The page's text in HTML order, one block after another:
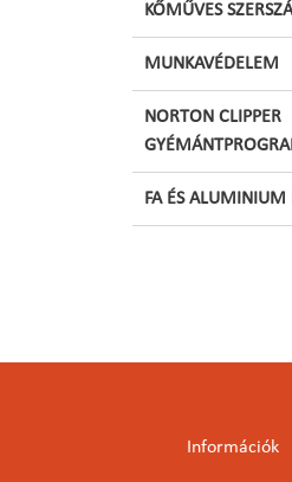
KŐMŰVES
MUNKAVÉDELEM
NORTON CLIPPER
FA ÉS ALUMINIUM
Információk